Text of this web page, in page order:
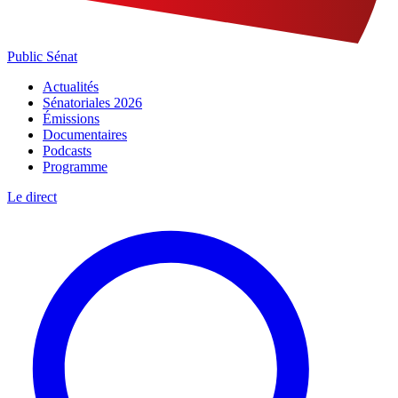
Public Sénat
Actualités
Sénatoriales 2026
Émissions
Documentaires
Podcasts
Programme
Le direct